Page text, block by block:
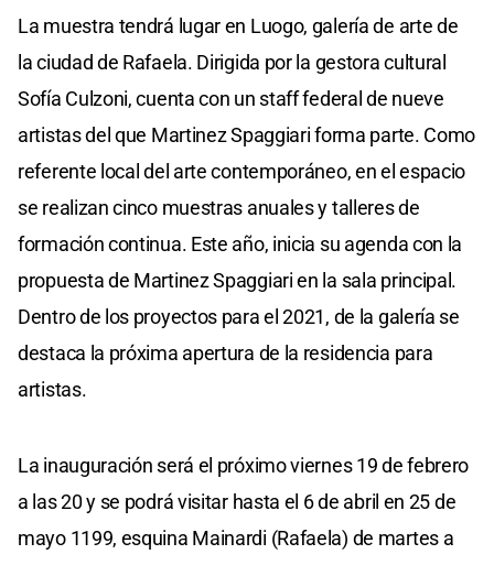
La muestra tendrá lugar en Luogo, galería de arte de
la ciudad de Rafaela. Dirigida por la gestora cultural
Sofía Culzoni, cuenta con un staff federal de nueve
artistas del que Martinez Spaggiari forma parte. Como
referente local del arte contemporáneo, en el espacio
se realizan cinco muestras anuales y talleres de
formación continua. Este año, inicia su agenda con la
propuesta de Martinez Spaggiari en la sala principal.
Dentro de los proyectos para el 2021, de la galería se
destaca la próxima apertura de la residencia para
artistas.
La inauguración será el próximo viernes 19 de febrero
a las 20 y se podrá visitar hasta el 6 de abril en 25 de
mayo 1199, esquina Mainardi (Rafaela) de martes a